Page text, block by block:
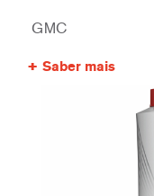
GMC
Saber mais